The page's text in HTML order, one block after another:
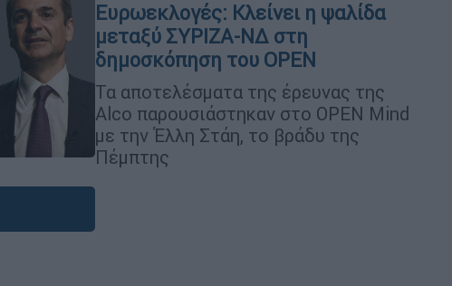
Ευρωεκλογές: Κλείνει η ψαλίδα
μεταξύ ΣΥΡΙΖΑ-ΝΔ στη
δημοσκόπηση του OPEN
Τα αποτελέσματα της έρευνας της
Alco παρουσιάστηκαν στο OPEN Mind
με την Έλλη Στάη, το βράδυ της
Πέμπτης